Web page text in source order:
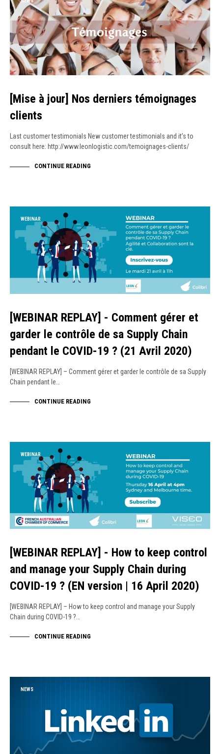
[Mise à jour] Nos derniers témoignages
clients
Last customer testimonials New customer testimonials and it’s to
consult here: http://www.leonlogistic.com/temoignages-clients/
CONTINUE READING
WEBINAR
[WEBINAR REPLAY] - Comment gérer et
garder le contrôle de sa Supply Chain
pendant le COVID-19 ? (21 Avril 2020)
[WEBINAR REPLAY] – Comment gérer et garder le contrôle de sa Supply
Chain pendant le…
CONTINUE READING
WEBINAR
[WEBINAR REPLAY] - How to keep control
and manage your Supply Chain during
COVID-19 ? (EN version | 16 April 2020)
[WEBINAR REPLAY] – How to keep control and manage your Supply
Chain during COVID-19 ?…
CONTINUE READING
NEWS